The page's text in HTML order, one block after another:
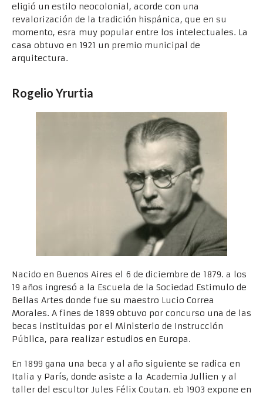
eligió un estilo neocolonial, acorde con una
revalorización de la tradición hispánica, que en su
momento, esra muy popular entre los intelectuales. La
casa obtuvo en 1921 un premio municipal de
arquitectura.
Rogelio Yrurtia
Nacido en Buenos Aires el 6 de diciembre de 1879. a los
19 años ingresó a la Escuela de la Sociedad Estimulo de
Bellas Artes donde fue su maestro Lucio Correa
Morales. A fines de 1899 obtuvo por concurso una de las
becas instituidas por el Ministerio de Instrucción
Pública, para realizar estudios en Europa.
En 1899 gana una beca y al año siguiente se radica en
Italia y París, donde asiste a la Academia Jullien y al
taller del escultor Jules Félix Coutan. eb 1903 expone en